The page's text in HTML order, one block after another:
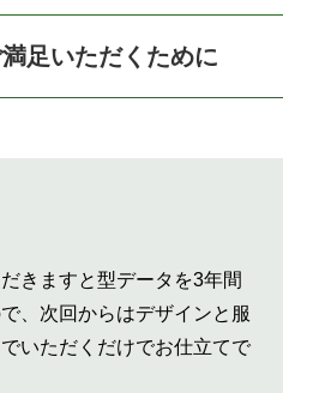
足いただくために
きますと型データを3年間
、次回からはデザインと服
いただくだけでお仕立てで